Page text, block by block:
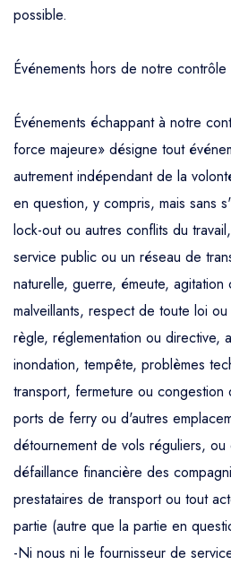
possible.
Événements hors de notre contrôle
Événements échappant à notre
force majeure» désigne tout
autrement indépendant de la
en question, y compris, mais sans
lock-out ou autres conflits du
service public ou un réseau de
naturelle, guerre, émeute, agitation
malveillants, respect de toute loi
règle, réglementation ou directive,
inondation, tempête, problèmes
transport, fermeture ou
ports de ferry ou d'autres
détournement de vols réguliers,
défaillance financière des
prestataires de transport ou tout
partie (autre que la partie en
-Ni nous ni le fournisseur de